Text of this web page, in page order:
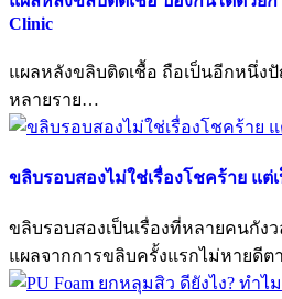
Clinic
แผลหลังขลิบติดเชื้อ ถือเป็นอีกหนึ่ง
หลายราย…
ขลิบรอบสองไม่ใช่เรื่องโชคร้าย แต่
ขลิบรอบสองเป็นเรื่องที่หลายคนกัง
แผลจากการขลิบครั้งแรกไม่หายดี